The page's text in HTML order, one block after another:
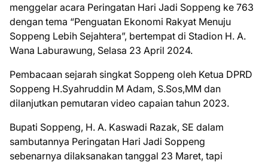
menggelar acara Peringatan Hari Jadi Soppeng ke 763
dengan tema “Penguatan Ekonomi Rakyat Menuju
Soppeng Lebih Sejahtera”, bertempat di Stadion H. A.
Wana Laburawung, Selasa 23 April 2024.
Pembacaan sejarah singkat Soppeng oleh Ketua DPRD
Soppeng H.Syahruddin M Adam, S.Sos,MM dan
dilanjutkan pemutaran video capaian tahun 2023.
Bupati Soppeng, H. A. Kaswadi Razak, SE dalam
sambutannya Peringatan Hari Jadi Soppeng
sebenarnya dilaksanakan tanggal 23 Maret, tapi